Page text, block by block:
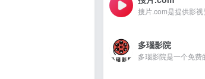
多瑙影院